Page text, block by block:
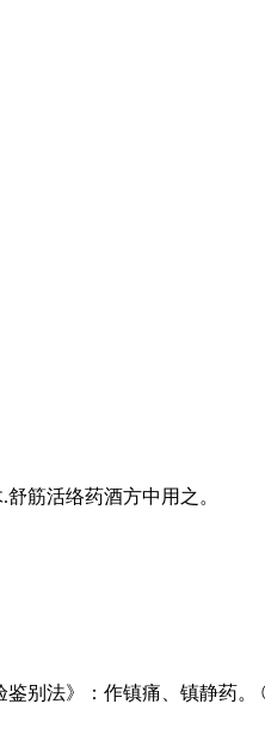
筋活络药酒方中用之。
别法》：作镇痛、镇静药